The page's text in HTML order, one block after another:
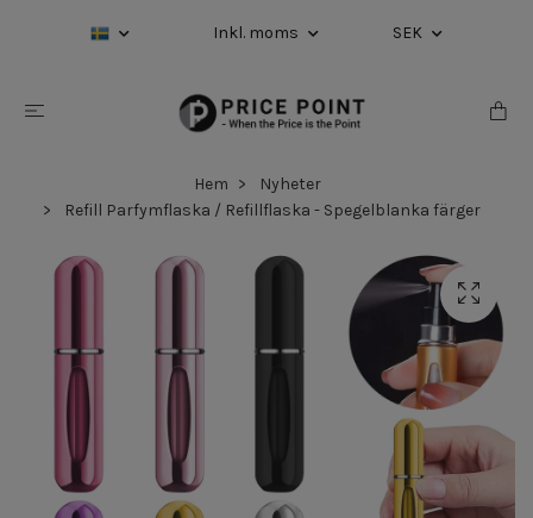
Inkl. moms SEK
Hem
Nyheter
Refill Parfymflaska / Refillflaska - Spegelblanka färger